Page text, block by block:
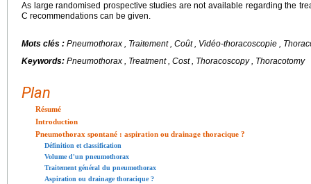
As large randomised prospective studies are not available regarding the
C recommendations can be given.
Mots clés : Pneumothorax , Traitement , Coût , Vidéo-thoracoscopie ,
Keywords: Pneumothorax , Treatment , Cost , Thoracoscopy , Thoracotomy
Plan
Résumé
Introduction
Pneumothorax spontané : aspiration ou drainage thoracique ?
Définition et classification
Volume d'un pneumothorax
Traitement général du pneumothorax
Aspiration ou drainage thoracique ?